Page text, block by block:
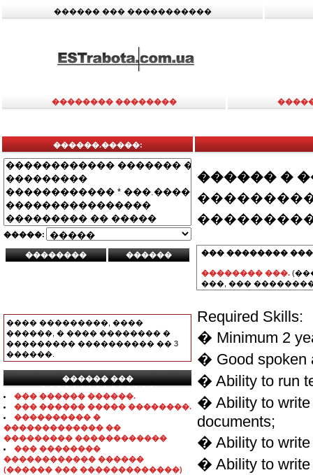
������ ��� �����������
�������� ��������
������.�����:
�����:
���� ���������, ����
������, � ���� �������� �
��������� ���������� �� 3
������.
������ ���
���������������
��� ������ ������.
��� ������ ����� ��������.
���������� �
������������� ��
��������� ������������
��� ��������
������������ ������
(������ ��� �������������)
������ �
��� ��������
�������� ���.
���, ���
Required Skills:
� Minimum 2
� Good spoken
� Ability to run
� Ability to write
documents;
� Ability to write
� Ability to write